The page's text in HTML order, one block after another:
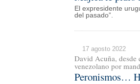
El expresidente
del pasado”.
17 agosto 2022
David Acuña, desde
venezolano por
Peronismos…